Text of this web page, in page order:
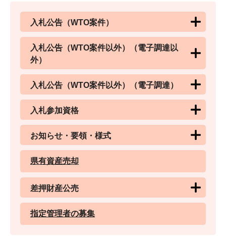
入札公告（WTO案件）
入札公告（WTO案件以外）（電子調達以
外）
入札公告（WTO案件以外）（電子調達）
入札参加資格
お知らせ・要領・様式
県有資産売却
差押財産公売
指定管理者の募集